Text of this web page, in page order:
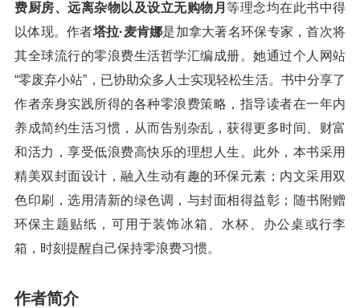
费厨房、远离杂物以及设立无购物月 等理念均在此书中得
以体现。作者塔拉·麦肯娜是加拿大著名环保专家，首次将
其全球流行的零浪费生活哲学汇编成册。她通过个人网站
“零废弃小站”，已协助众多人士实现轻松生活。书中分享了
作者亲身实践所得的各种零浪费策略，指导读者在一年内
养成简约生活习惯，从而告别杂乱，获得更多时间、财富
和活力，享受低浪费高快乐的理想人生。此外，本书采用
精美双封面设计，融入生动有趣的环保元素；内文采用双
色印刷，选用清新的绿色调，与封面相得益彰；随书附赠
环保主题贴纸，可用于装饰冰箱、水杯、办公桌或行李
箱，时刻提醒自己保持零浪费习惯。
作者简介